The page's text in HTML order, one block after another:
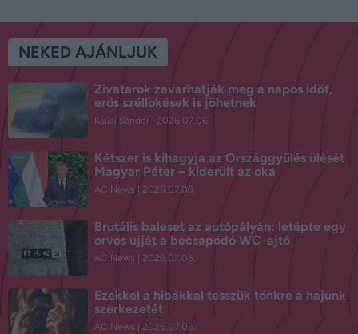
NEKED AJÁNLJUK
Zivatarok zavarhatják meg a napos időt,
erős széllökések is jöhetnek
Kállai Sándor 2026.07.06.
Kétszer is kihagyja az Országgyűlés ülését
Magyar Péter – kiderült az oka
AC News 2026.07.06.
Brutális baleset az autópályán: letépte egy
orvos ujját a becsapódó WC-ajtó
AC News 2026.07.06.
Ezekkel a hibákkal tesszük tönkre a hajunk
szerkezetét
AC News 2026.07.06.